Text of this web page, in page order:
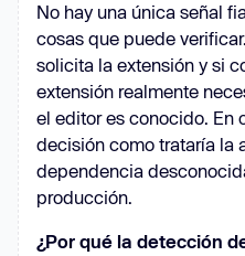
No hay una única señal
cosas que puede
solicita la extensión y si
extensión realmente
el editor es conocido. En
decisión como trataría la
dependencia
producción.
¿Por qué la detección